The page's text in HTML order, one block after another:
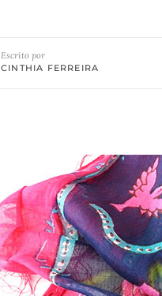
Escrito por
CINTHIA FERREIRA